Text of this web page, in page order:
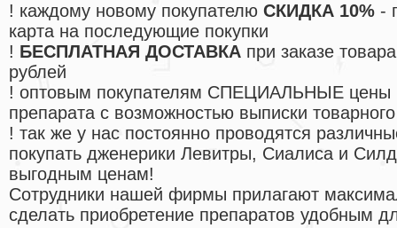
! каждому новому покупателю СКИДКА 10% -
карта на последующие покупки
! БЕСПЛАТНАЯ ДОСТАВКА при заказе
рублей
! оптовым покупателям СПЕЦИАЛЬНЫЕ цены
препарата с возможностью выписки
! так же у нас постоянно проводятся
покупать дженерики Левитры, Сиалиса и
выгодным ценам!
Cотрудники нашей фирмы прилагают
сделать приобретение препаратов удобным